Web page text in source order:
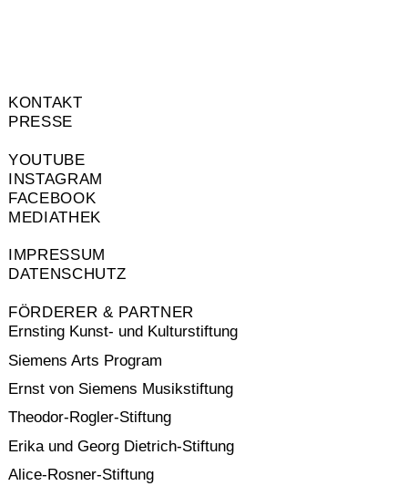
KONTAKT
PRESSE
YOUTUBE
INSTAGRAM
FACEBOOK
MEDIATHEK
IMPRESSUM
DATENSCHUTZ
FÖRDERER & PARTNER
Ernsting Kunst- und Kulturstiftung
Siemens Arts Program
Ernst von Siemens Musikstiftung
Theodor-Rogler-Stiftung
Erika und Georg Dietrich-Stiftung
Alice-Rosner-Stiftung